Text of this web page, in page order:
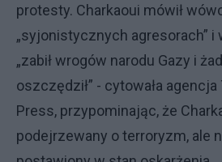
protesty. Charkaoui mówił
„syjonistycznych agresorach” i
„zabił wrogów narodu Gazy i
oszczędził” - cytowała agencja
Press, przypominając, że
podejrzewany o terroryzm, ale